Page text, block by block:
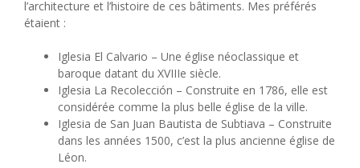
l’architecture et l’histoire de ces bâtiments. Mes préférés
étaient :
Iglesia El Calvario – Une église néoclassique et
baroque datant du XVIIIe siècle.
Iglesia La Recolección – Construite en 1786, elle est
considérée comme la plus belle église de la ville.
Iglesia de San Juan Bautista de Subtiava – Construite
dans les années 1500, c’est la plus ancienne église de
Léon.